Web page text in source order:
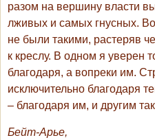
разом на вершину власти
лживых и самых гнусных.
не были такими, растеряв
к креслу. В одном я уверен
благодаря, а вопреки им.
исключительно благодаря
– благодаря им, и другим
Бейт-Арье,